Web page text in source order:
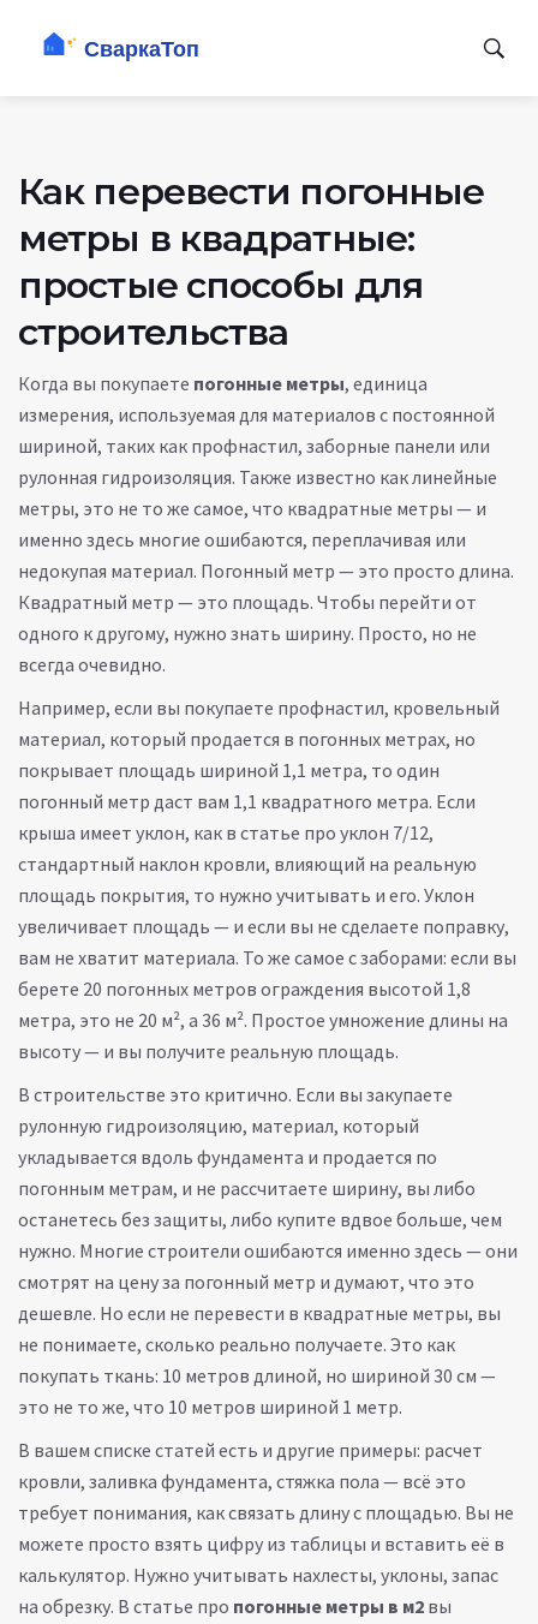
Как перевести погонные
метры в квадратные:
простые способы для
строительства
Когда вы покупаете погонные метры, единица
измерения, используемая для материалов с постоянной
шириной, таких как профнастил, заборные панели или
рулонная гидроизоляция. Также известно каклинейные
метры, это не то же самое, что квадратные метры — и
именно здесь многие ошибаются, переплачивая или
недокупая материал. Погонный метр — это просто длина.
Квадратный метр — это площадь. Чтобы перейти от
одного к другому, нужно знать ширину. Просто, но не
всегда очевидно.
Например, если вы покупаете профнастил, кровельный
материал, который продается в погонных метрах, но
покрывает площадь шириной 1,1 метра, то один
погонный метр даст вам 1,1 квадратного метра. Если
крыша имеет уклон, как в статье про уклон 7/12,
стандартный наклон кровли, влияющий на реальную
площадь покрытия, то нужно учитывать и его. Уклон
увеличивает площадь — и если вы не сделаете поправку,
вам не хватит материала. То же самое с заборами: если вы
берете 20 погонных метров ограждения высотой 1,8
метра, это не 20 м², а 36 м². Простое умножение длины на
высоту — и вы получите реальную площадь.
В строительстве это критично. Если вы закупаете
рулонную гидроизоляцию, материал, который
укладывается вдоль фундамента и продается по
погонным метрам, и не рассчитаете ширину, вы либо
останетесь без защиты, либо купите вдвое больше, чем
нужно. Многие строители ошибаются именно здесь — они
смотрят на цену за погонный метр и думают, что это
дешевле. Но если не перевести в квадратные метры, вы
не понимаете, сколько реально получаете. Это как
покупать ткань: 10 метров длиной, но шириной 30 см —
это не то же, что 10 метров шириной 1 метр.
В вашем списке статей есть и другие примеры: расчет
кровли, заливка фундамента, стяжка пола — всё это
требует понимания, как связать длину с площадью. Вы не
можете просто взять цифру из таблицы и вставить её в
калькулятор. Нужно учитывать нахлесты, уклоны, запас
на обрезку. В статье про погонные метры в м2 вы